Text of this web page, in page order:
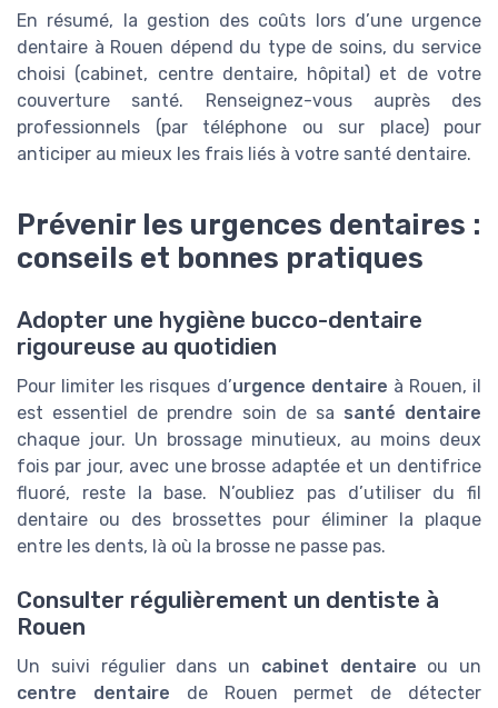
En résumé, la gestion des coûts lors d’une urgence
dentaire à Rouen dépend du type de soins, du service
choisi (cabinet, centre dentaire, hôpital) et de votre
couverture santé. Renseignez-vous auprès des
professionnels (par téléphone ou sur place) pour
anticiper au mieux les frais liés à votre santé dentaire.
Prévenir les urgences dentaires :
conseils et bonnes pratiques
Adopter une hygiène bucco-dentaire
rigoureuse au quotidien
Pour limiter les risques d’urgence dentaire à Rouen, il
est essentiel de prendre soin de sa santé dentaire
chaque jour. Un brossage minutieux, au moins deux
fois par jour, avec une brosse adaptée et un dentifrice
fluoré, reste la base. N’oubliez pas d’utiliser du fil
dentaire ou des brossettes pour éliminer la plaque
entre les dents, là où la brosse ne passe pas.
Consulter régulièrement un dentiste à
Rouen
Un suivi régulier dans un cabinet dentaire ou un
centre dentaire de Rouen permet de détecter